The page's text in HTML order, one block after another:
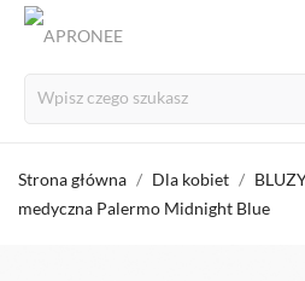
Strona główna Dla kobiet
medyczna Palermo Midnight Blue